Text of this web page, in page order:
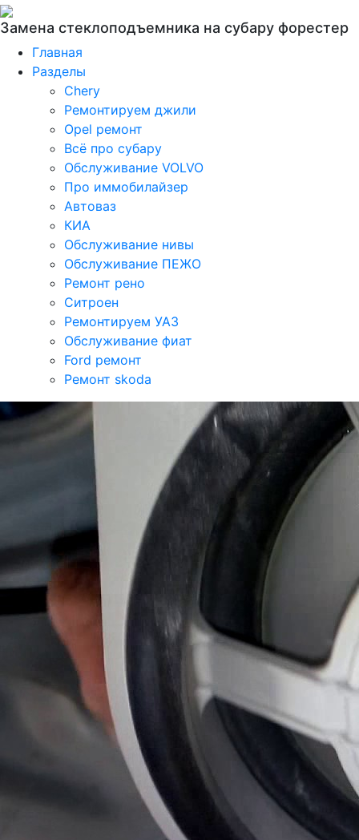
Замена стеклоподъемника на субару форестер
Главная
Разделы
Chery
Ремонтируем джили
Opel ремонт
Всё про субару
Обслуживание VOLVO
Про иммобилайзер
Автоваз
КИА
Обслуживание нивы
Обслуживание ПЕЖО
Ремонт рено
Ситроен
Ремонтируем УАЗ
Обслуживание фиат
Ford ремонт
Ремонт skoda